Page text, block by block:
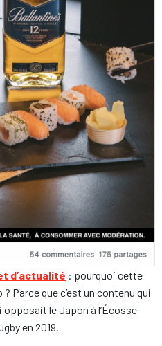
d’actualité : pourquoi cette
Parce que c’est un contenu qui
opposait le Japon à l’Écosse
en 2019.